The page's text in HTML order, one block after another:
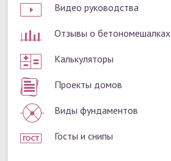
Видео руководства
Отзывы о бетономешалках
Калькуляторы
Проекты домов
Виды фундаментов
Госты и снипы